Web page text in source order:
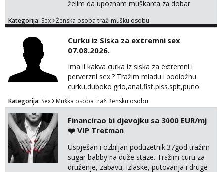
želim da upoznam muškarca za dobar
na link ispod i nadji me tamo, cekam te!
Kategorija: Sex Ženska osoba traži mušku osobu
Curku iz Siska za extremni sex
07.08.2026.
Ima li kakva curka iz siska za extremni i
perverzni sex ? Tražim mladu i podložnu
curku,duboko grlo,anal,fist,piss,spit,puno
pljuvačke,ulja i pissa,volim isto tako masažu
prostate,rimyob,extremno full perverzno,bez
tabua,najlonke crne i visoke sexy štikle
obavezno imati na sebi,za početak s.t.o
nudim za druženje večeras,noć kod
mene,javljanje isključivo pozivom
Kategorija: Sex Muška osoba traži žensku osobu
Financirao bi djevojku sa 3000 EUR/mj
❤️ VIP Tretman
Uspješan i ozbiljan poduzetnik 37god tražim
sugar babby na duže staze. Tražim curu za
druženje, zabavu, izlaske, putovanja i druge